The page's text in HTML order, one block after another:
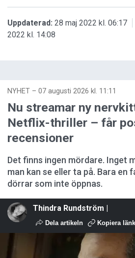
Uppdaterad: 28 maj 2022 kl. 06:17
2022 kl. 14:08
NYHET – 07 augusti 2026 kl. 11:11
Nu streamar ny
Netflix-thriller – får
recensioner
Det finns ingen mördare. Inget
man kan se eller ta på. Bara en
dörrar som inte öppnas.
Thindra Rundström |
Dela artikeln Kopiera länk